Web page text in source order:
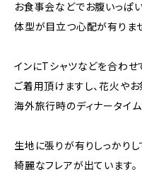
お食事会などでお腹いっぱい
体型が目立つ心配が有りませ
インにTシャツなどを合わせ
ご着用頂けますし、花火やお
海外旅行時のディナータイ
生地に張りが有りしっかりし
綺麗なフレアが出ています。